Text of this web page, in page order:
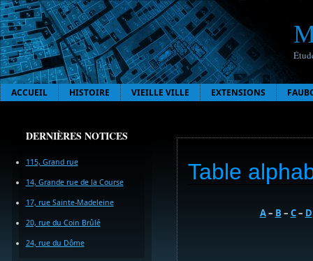
ACCUEIL HISTOIRE VIEILLE VILLE EXTENSIONS
DERNIÈRES NOTICES
115, Grand rue
14, Grande rue de la Course
17, rue Sainte-Madeleine
20, rue du Coin Brûlé
24, rue du Dôme
Table
A– B – C– D